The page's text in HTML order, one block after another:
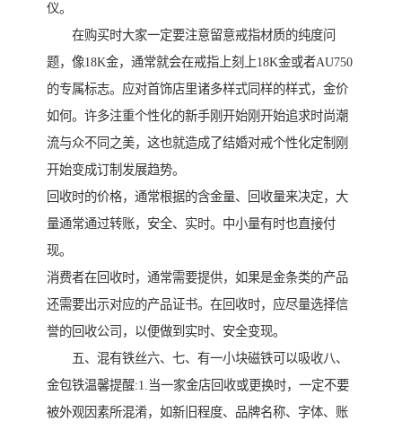
仪。
在购买时大家一定要注意留意戒指材质的纯度问
题，像18K金，通常就会在戒指上刻上18K金或者AU750
的专属标志。应对首饰店里诸多样式同样的样式，金价
如何。许多注重个性化的新手刚开始刚开始追求时尚潮
流与众不同之美，这也就造成了结婚对戒个性化定制刚
开始变成订制发展趋势。
回收时的价格，通常根据的含金量、回收量来决定，大
量通常通过转账，安全、实时。中小量有时也直接付
现。
消费者在回收时，通常需要提供，如果是金条类的产品
还需要出示对应的产品证书。在回收时，应尽量选择信
誉的回收公司，以便做到实时、安全变现。
五、混有铁丝六、七、有一小块磁铁可以吸收八、
金包铁温馨提醒:1.当一家金店回收或更换时，一定不要
被外观因素所混淆，如新旧程度、品牌名称、字体、账